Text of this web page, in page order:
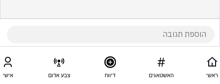
ראשי האשטאגים דיווח צבע אדום אישי